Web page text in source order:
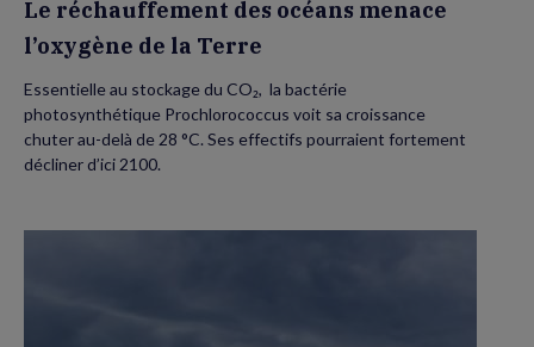
Le réchauffement des océans menace
l’oxygène de la Terre
Essentielle au stockage du CO₂, la bactérie
photosynthétique Prochlorococcus voit sa croissance
chuter au-delà de 28 °C. Ses effectifs pourraient fortement
décliner d’ici 2100.